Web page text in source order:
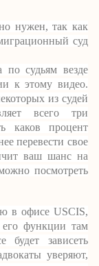
нужен, так как
суд
по судьям везде
к этому видео.
из судей
всего три
каков процент
перевести свое
ваш шанс на
посмотреть
в офисе USCIS,
функции там
будет зависеть
уверяют,